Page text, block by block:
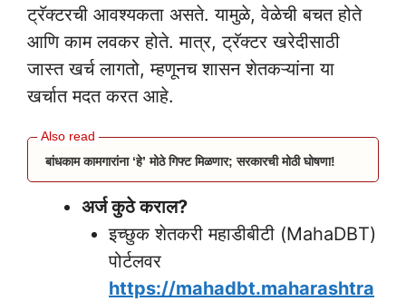
ट्रॅक्टरची आवश्यकता असते. यामुळे, वेळेची बचत होते
आणि काम लवकर होते. मात्र, ट्रॅक्टर खरेदीसाठी
जास्त खर्च लागतो, म्हणूनच शासन शेतकऱ्यांना या
खर्चात मदत करत आहे.
बांधकाम कामगारांना ‘हे’ मोठे गिफ्ट मिळणार; सरकारची मोठी घोषणा!
अर्ज कुठे कराल?
इच्छुक शेतकरी महाडीबीटी (MahaDBT)
पोर्टलवर
https://mahadbt.maharashtra